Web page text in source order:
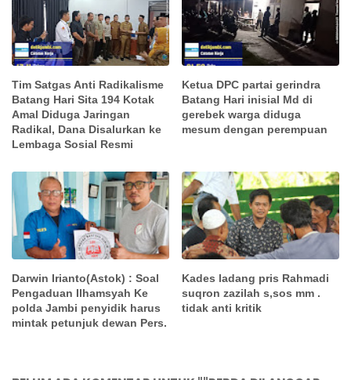
Tim Satgas Anti Radikalisme
Batang Hari Sita 194 Kotak
Amal Diduga Jaringan
Radikal, Dana Disalurkan ke
Lembaga Sosial Resmi
Ketua DPC partai gerindra
Batang Hari inisial Md di
gerebek warga diduga
mesum dengan perempuan
Darwin Irianto(Astok) : Soal
Pengaduan Ilhamsyah Ke
polda Jambi penyidik harus
mintak petunjuk dewan Pers.
Kades ladang pris Rahmadi
suqron zazilah s,sos mm .
tidak anti kritik